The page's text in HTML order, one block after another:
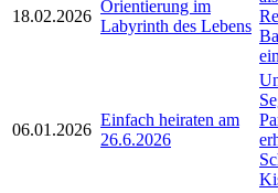
18.02.2026
Orientierung im
Labyrinth des Lebens
06.01.2026
Einfach heiraten am
26.6.2026